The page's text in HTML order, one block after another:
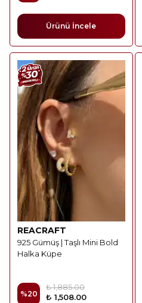
Ürünü İncele
REACRAFT
925 Gümüş | Taşlı Mini Bold
Halka Küpe
%20
₺ 1,885.00
₺ 1,508.00